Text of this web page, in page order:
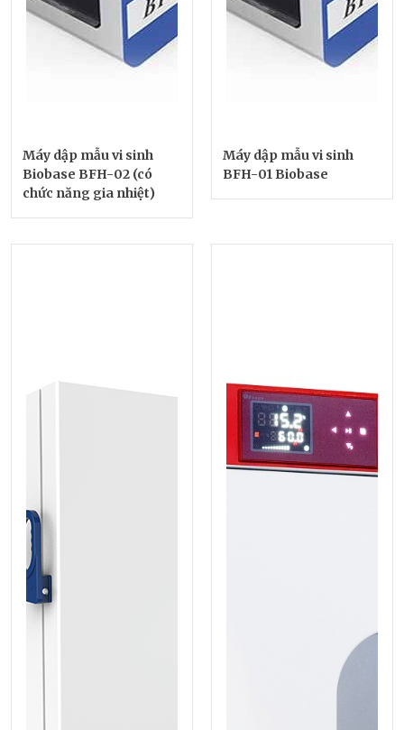
Máy dập mẫu vi sinh
Biobase BFH-02 (có
chức năng gia nhiệt)
Máy dập mẫu vi sinh
BFH-01 Biobase